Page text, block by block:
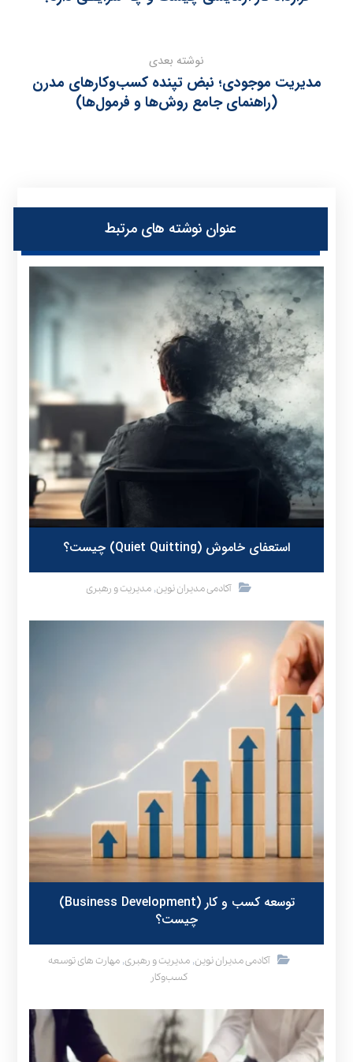
نوشته بعدی
مدیریت موجودی؛ نبض تپنده کسب‌وکارهای مدرن
(راهنمای جامع روش‌ها و فرمول‌ها)
عنوان ‫نوشته های مرتبط
استعفای خاموش (Quiet Quitting) چیست؟
آکادمی مدیران نوین, مدیریت و رهبری
توسعه کسب و کار (Business Development)
چیست؟
آکادمی مدیران نوین,مدیریت و رهبری,مهارت های توسعه
کسب‌وکار